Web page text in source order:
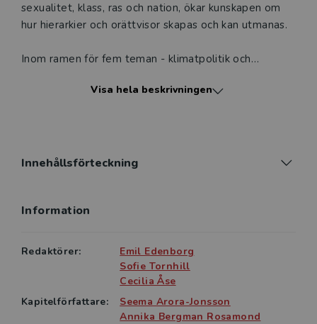
sexualitet, klass, ras och nation, ökar kunskapen om
hur hierarkier och orättvisor skapas och kan utmanas.
Inom ramen för fem teman - klimatpolitik och
arbete, transnationell mobilisering och aktivism samt
genomföra egna studier av global politik.
genusvetenskap, statsvetenskap och internationella
globala frågor.
Visa hela beskrivningen
Innehållsförteckning
Information
Redaktörer:
Emil Edenborg
Sofie Tornhill
Cecilia Åse
Kapitelförfattare:
Seema Arora-Jonsson
Annika Bergman Rosamond